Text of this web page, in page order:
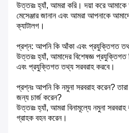
উত্তরঃ হ্যাঁ, আমরা করি। দয়া করে আমাকে
মেসেঞ্জার জানান এবং আমরা আপনাকে
ক্যাটালগ।
প্রশ্ন: আপনি কি আঁকা এবং প্রযুক্তিগত
উত্তরঃ হ্যাঁ, আমাদের বিশেষজ্ঞ
এবং প্রযুক্তিগত তথ্য সরবরাহ করবে।
প্রশ্নঃ আপনি কি নমুনা সরবরাহ করেন?
জন্য চার্জ করেন?
উত্তরঃ হ্যাঁ, আমরা বিনামূল্যে নমুনা
গ্রাহক বহন করেন।